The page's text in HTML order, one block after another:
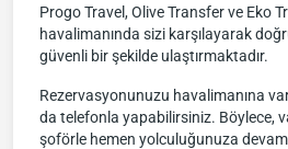
Progo Travel, Olive Transfer ve Eko
havalimanında sizi karşılayarak
güvenli bir şekilde ulaştırmaktadır.
Rezervasyonunuzu havalimanına
da telefonla yapabilirsiniz. Böylece,
şoförle hemen yolculuğunuza